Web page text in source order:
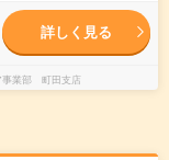
詳しく見る
事業部 町田支店